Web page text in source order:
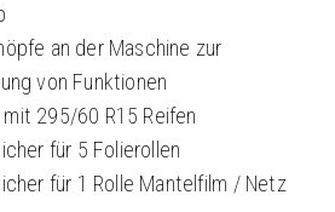
an der Maschine zur
von Funktionen
295/60 R15 Reifen
für 5 Folierollen
für 1 Rolle Mantelfilm / Netz